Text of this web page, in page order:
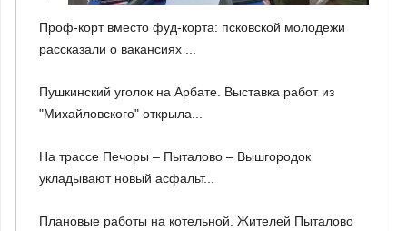
Проф-корт вместо фуд-корта: псковской молодежи
рассказали о вакансиях ...
Пушкинский уголок на Арбате. Выставка работ из
"Михайловского" открыла...
На трассе Печоры – Пыталово – Вышгородок
укладывают новый асфальт...
Плановые работы на котельной. Жителей Пыталово